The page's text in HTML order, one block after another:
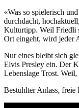
«Was so spielerisch
durchdacht,
Kulturtipp. Weil Friedli
Ort eingeht, wird jeder
Nur eines bleibt sich
Elvis Presley ein. Der
Lebenslage Trost.
Bestuhlter Anlass, freie